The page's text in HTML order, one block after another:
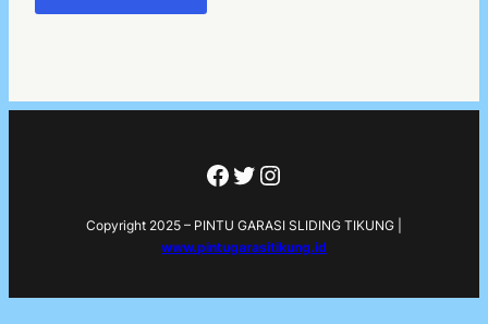
Facebook
Twitter
Instagram
Copyright 2025 – PINTU GARASI SLIDING TIKUNG |
www.pintugarasitikung.id